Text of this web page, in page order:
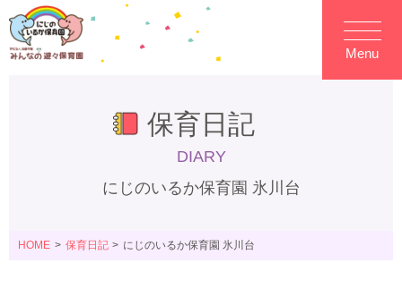
Menu
保育日記
DIARY
にじのいるか保育園 氷川台
HOME 保育日記 にじのいるか保育園 氷川台